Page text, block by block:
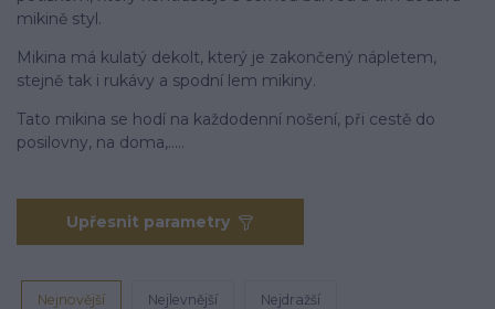
mikině styl.
Mikina má kulatý dekolt, který je zakončený nápletem,
stejně tak i rukávy a spodní lem mikiny.
Tato mikina se hodí na každodenní nošení, při cestě do
posilovny, na doma,.....
Upřesnit parametry
Nejnovější Nejlevnější Nejdražší